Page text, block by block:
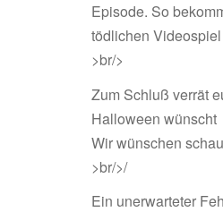
Episode. So
tödlichen
>br/>
Zum Schluß verrät
Halloween wünscht
Wir wünschen
>br/>/
Ein unerwarteter